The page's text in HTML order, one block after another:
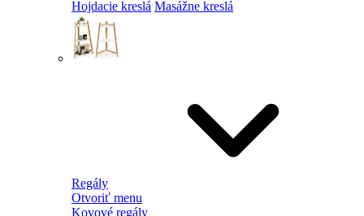
Hojdacie kreslá Masážne kreslá
Regály
Otvoriť menu
Kovové regály